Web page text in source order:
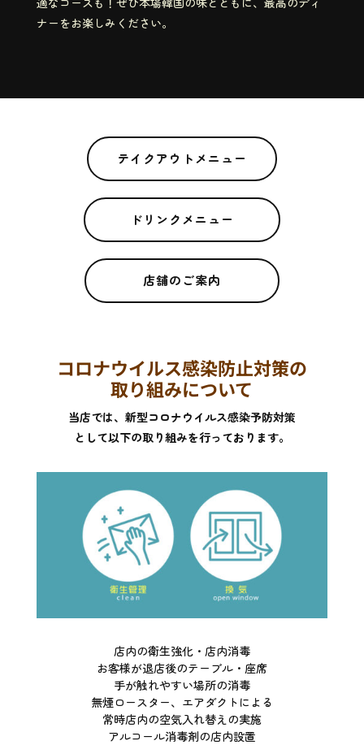
ナーをお楽しみください。
テイクアウトメニュー
ドリンクメニュー
店舗のご案内
コロナウイルス感染防止対策の
取り組みについて
当店では、新型コロナウイルス感染予防対策
として以下の取り組みを行っております。
店内の衛生強化・店内消毒
お客様が退店後のテーブル・座席
手が触れやすい場所の消毒
無煙ロースター、エアダクトによる
常時店内の空気入れ替えの実施
アルコール消毒剤の店内設置